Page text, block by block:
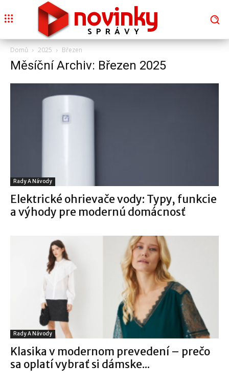
novinky
SPRÁVY
Domů 2025 Březen
Měsíční Archiv: Březen 2025
Rady A Návody
Elektrické ohrievače vody: Typy, funkcie
a výhody pre modernú domácnosť
Rady A Návody
Klasika v modernom prevedení – prečo
sa oplatí vybrať si dámske...